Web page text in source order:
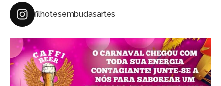
filhotesembudasartes